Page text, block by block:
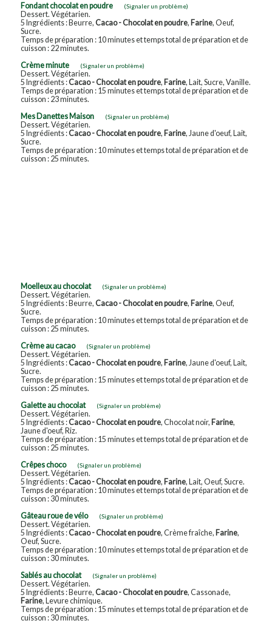
Fondant chocolat en poudre
(Signaler un problème)
Dessert. Végétarien.
5 Ingrédients : Beurre, Cacao - Chocolat en poudre, Farine, Oeuf,
Sucre.
Temps de préparation : 10 minutes et temps total de préparation et de
cuisson : 22 minutes.
Crème minute
(Signaler un problème)
Dessert. Végétarien.
5 Ingrédients :Cacao - Chocolat en poudre, Farine, Lait, Sucre, Vanille.
Temps de préparation : 15 minutes et temps total de préparation et de
cuisson : 23 minutes.
Mes Danettes Maison
(Signaler un problème)
Dessert. Végétarien.
5 Ingrédients :Cacao - Chocolat en poudre, Farine, Jaune d'oeuf, Lait,
Sucre.
Temps de préparation : 10 minutes et temps total de préparation et de
cuisson : 25 minutes.
Moelleux au chocolat (Signaler un problème)
Dessert. Végétarien.
5 Ingrédients : Beurre, Cacao - Chocolat en poudre, Farine, Oeuf,
Sucre.
Temps de préparation : 10 minutes et temps total de préparation et de
cuisson : 25 minutes.
Crème au cacao
(Signaler un problème)
Dessert. Végétarien.
5 Ingrédients :Cacao - Chocolat en poudre, Farine, Jaune d'oeuf, Lait,
Sucre.
Temps de préparation : 15 minutes et temps total de préparation et de
cuisson : 25 minutes.
Galette au chocolat
(Signaler un problème)
Dessert. Végétarien.
5 Ingrédients :Cacao - Chocolat en poudre, Chocolat noir, Farine,
Jaune d'oeuf, Riz.
Temps de préparation : 15 minutes et temps total de préparation et de
cuisson : 25 minutes.
Crêpes choco
(Signaler un problème)
Dessert. Végétarien.
5 Ingrédients :Cacao - Chocolat en poudre, Farine, Lait, Oeuf, Sucre.
Temps de préparation : 10 minutes et temps total de préparation et de
cuisson : 30 minutes.
Gâteau roue de vélo
(Signaler un problème)
Dessert. Végétarien.
5 Ingrédients :Cacao - Chocolat en poudre, Crème fraîche, Farine,
Oeuf, Sucre.
Temps de préparation : 10 minutes et temps total de préparation et de
cuisson : 30 minutes.
Sablés au chocolat
(Signaler un problème)
Dessert. Végétarien.
5 Ingrédients : Beurre, Cacao - Chocolat en poudre, Cassonade,
Farine, Levure chimique.
Temps de préparation : 15 minutes et temps total de préparation et de
cuisson : 30 minutes.